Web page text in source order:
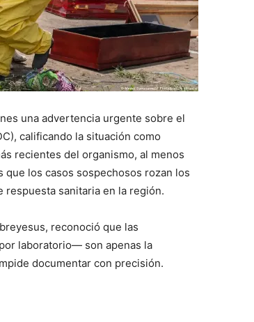
una advertencia urgente sobre el
calificando la situación como
recientes del organismo, al menos
que los casos sospechosos rozan los
respuesta sanitaria en la región.
reconoció que las
laboratorio— son apenas la
documentar con precisión.